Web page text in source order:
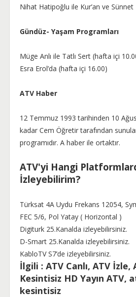
Nihat Hatipoğlu ile Kur’an ve Sünnet
Gündüz- Yaşam Programları
Müge Anlı ile Tatlı Sert (hafta içi
Esra Erol’da (hafta içi 16.00)
ATV Haber
12 Temmuz 1993 tarihinden 10
kadar Cem Öğretir tarafından
programıdır. A haber ile ortaktır.
ATV'yi Hangi
İzleyebilirim?
Türksat 4A Uydu Frekans 12054,
FEC 5/6, Pol Yatay ( Horizontal )
Digiturk 25.Kanalda izleyebilirsiniz.
D-Smart 25.Kanalda izleyebilirsiniz.
KabloTV S7’de izleyebilirsiniz.
İlgili : ATV Canlı, ATV İzle,
Kesintisiz HD Yayın ATV,
kesintisiz